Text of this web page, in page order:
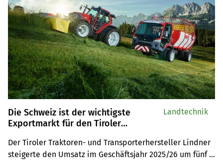
Die Schweiz ist der wichtigste
Exportmarkt für den Tiroler
Der Tiroler Traktoren- und Transporterhersteller Lindner
steigerte den Umsatz im Geschäftsjahr 2025/26 um fünf
Landtechnik